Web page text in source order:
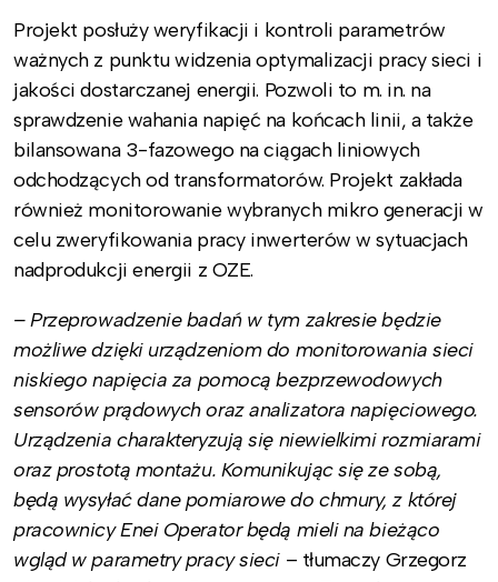
Projekt posłuży weryfikacji i kontroli parametrów
ważnych z punktu widzenia optymalizacji pracy sieci i
jakości dostarczanej energii. Pozwoli to m. in. na
sprawdzenie wahania napięć na końcach linii, a także
bilansowana 3-fazowego na ciągach liniowych
odchodzących od transformatorów. Projekt zakłada
również monitorowanie wybranych mikro generacji w
celu zweryfikowania pracy inwerterów w sytuacjach
nadprodukcji energii z OZE.
– Przeprowadzenie badań w tym zakresie będzie
możliwe dzięki urządzeniom do monitorowania sieci
niskiego napięcia za pomocą bezprzewodowych
sensorów prądowych oraz analizatora napięciowego.
Urządzenia charakteryzują się niewielkimi rozmiarami
oraz prostotą montażu. Komunikując się ze sobą,
będą wysyłać dane pomiarowe do chmury, z której
pracownicy Enei Operator będą mieli na bieżąco
wgląd w parametry pracy sieci – tłumaczy Grzegorz